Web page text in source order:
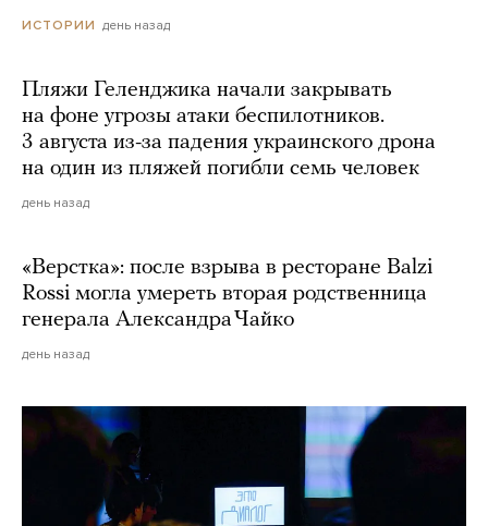
ИСТОРИИ день назад
Пляжи Геленджика начали закрывать
на фоне угрозы атаки беспилотников.
3 августа из-за падения украинского дрона
на один из пляжей погибли семь человек
день назад
«Верстка»: после взрыва в ресторане Balzi
Rossi могла умереть вторая родственница
генерала Александра Чайко
день назад